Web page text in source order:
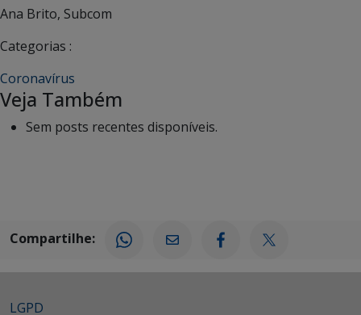
Ana Brito, Subcom
Categorias :
Coronavírus
Veja Também
Sem posts recentes disponíveis.
Compartilhe:
LGPD